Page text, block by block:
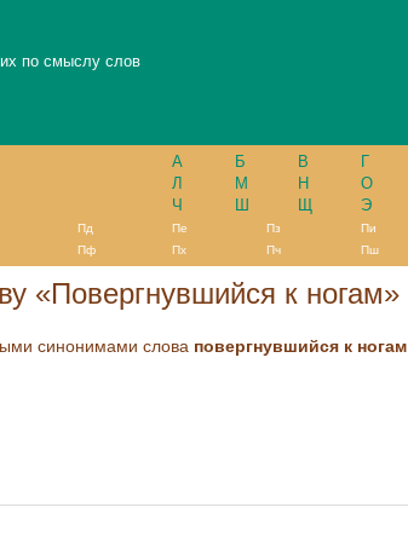
по смыслу слов
А Б В Г
Л
М Н О
Ч
Ш Щ Э
Пд Пе Пз Пи
Пф Пх Пч Пш
«Повергнувшийся к ногам»
синонимами слова повергнувшийся к ногам